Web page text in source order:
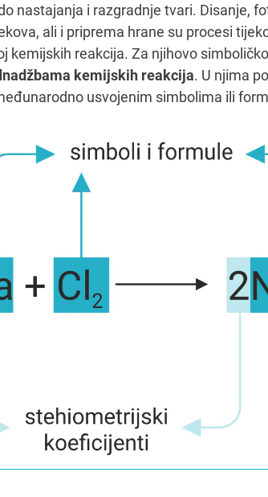
nastajanja i razgradnje tvari. Disanje,
ali i priprema hrane su procesi
kemijskih reakcija. Za njihovo
kemijskih reakcija. U njima
usvojenim simbolima ili